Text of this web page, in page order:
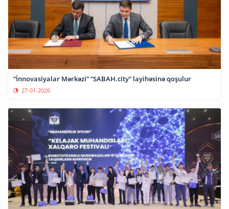
“İnnovasiyalar Mərkəzi” “SABAH.city” layihəsinə qoşulur
27-01-2026